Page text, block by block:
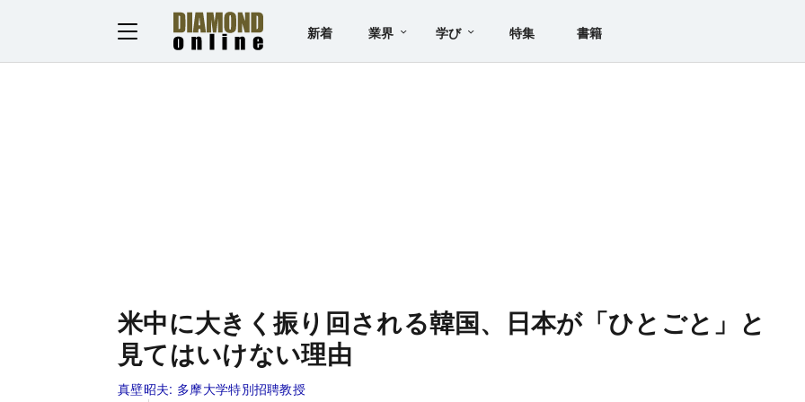
新着 業界 学び 特集 書籍
米中に大きく振り回される韓国、日本が「ひとごと」と
見てはいけない理由
真壁昭夫: 多摩大学特別招聘教授